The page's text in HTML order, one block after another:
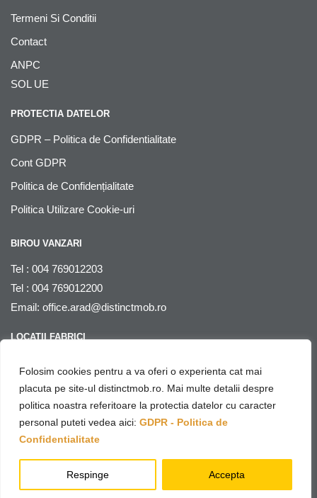
Folosim cookies pentru a va oferi o experienta cat mai
placuta pe site-ul distinctmob.ro. Mai multe detalii despre
politica noastra referitoare la protectia datelor cu caracter
personal puteti vedea aici: GDPR - Politica de
Confidentialitate
Respinge Accepta
Termeni Si Conditii
Contact
ANPC
SOL UE
PROTECTIA DATELOR
GDPR – Politica de Confidentialitate
Cont GDPR
Politica de Confidențialitate
Politica Utilizare Cookie-uri
BIROU VANZARI
Tel : 004 769012203
Tel : 004 769012200
Email: office.arad@distinctmob.ro
LOCATII FABRICI
Romania
© Distinctmob 2020
Website & SEO byNetring Media – with♥